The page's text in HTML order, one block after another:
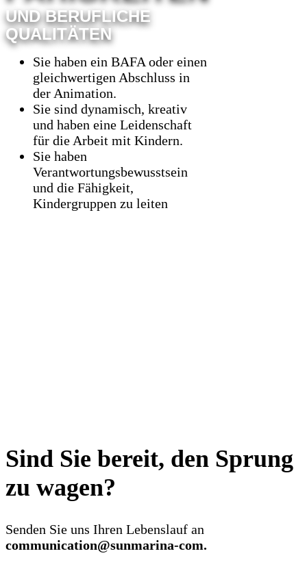
UND BERUFLICHE
QUALITÄTEN
Sie haben ein BAFA oder einen
gleichwertigen Abschluss in
der Animation.
Sie sind dynamisch, kreativ
und haben eine Leidenschaft
für die Arbeit mit Kindern.
Sie haben
Verantwortungsbewusstsein
und die Fähigkeit,
Kindergruppen zu leiten
Sind Sie bereit, den Sprung
zu wagen?
Senden Sie uns Ihren Lebenslauf an
communication@sunmarina-com.